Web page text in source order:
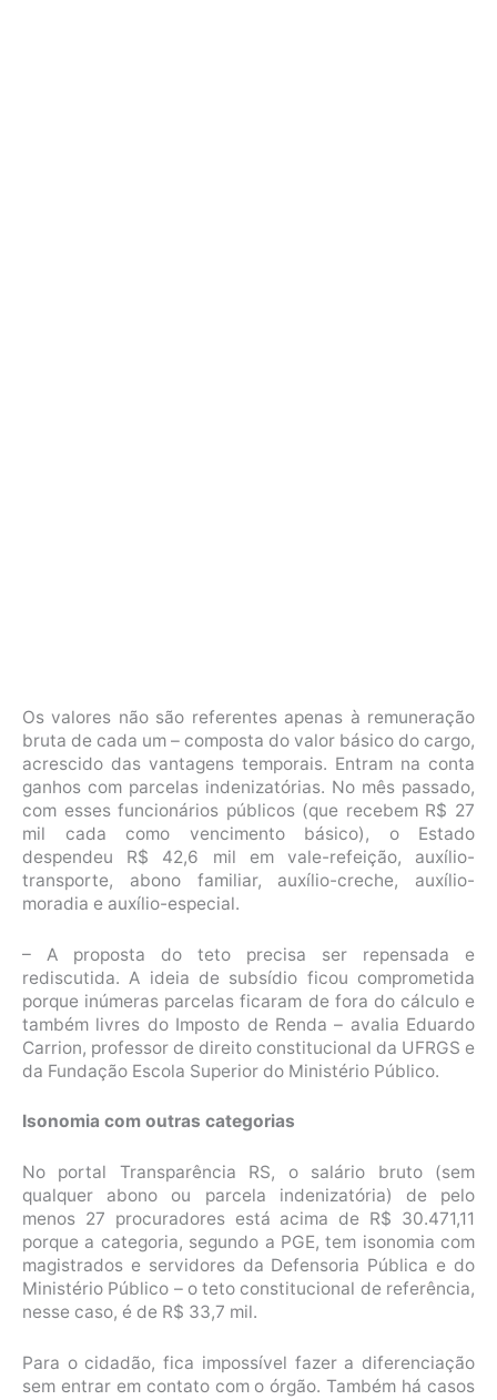
Os valores não são referentes apenas à remuneração
bruta de cada um – composta do valor básico do cargo,
acrescido das vantagens temporais. Entram na conta
ganhos com parcelas indenizatórias. No mês passado,
com esses funcionários públicos (que recebem R$ 27
mil cada como vencimento básico), o Estado
despendeu R$ 42,6 mil em vale-refeição, auxílio-
transporte, abono familiar, auxílio-creche, auxílio-
moradia e auxílio-especial.
– A proposta do teto precisa ser repensada e
rediscutida. A ideia de subsídio ficou comprometida
porque inúmeras parcelas ficaram de fora do cálculo e
também livres do Imposto de Renda – avalia Eduardo
Carrion, professor de direito constitucional da UFRGS e
da Fundação Escola Superior do Ministério Público.
Isonomia com outras categorias
No portal Transparência RS, o salário bruto (sem
qualquer abono ou parcela indenizatória) de pelo
menos 27 procuradores está acima de R$ 30.471,11
porque a categoria, segundo a PGE, tem isonomia com
magistrados e servidores da Defensoria Pública e do
Ministério Público – o teto constitucional de referência,
nesse caso, é de R$ 33,7 mil.
Para o cidadão, fica impossível fazer a diferenciação
sem entrar em contato com o órgão. Também há casos